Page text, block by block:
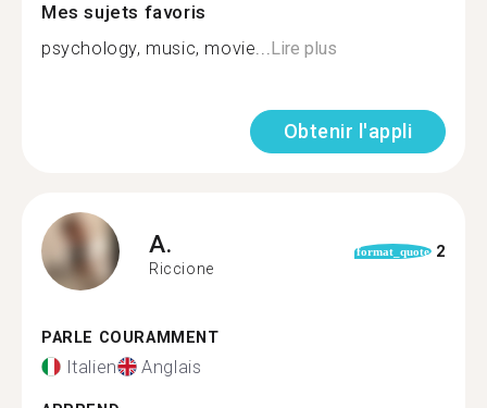
Mes sujets favoris
psychology, music, movie...Lire plus
Obtenir l'appli
A.
Riccione
format_quote 2
PARLE COURAMMENT
Italien Anglais